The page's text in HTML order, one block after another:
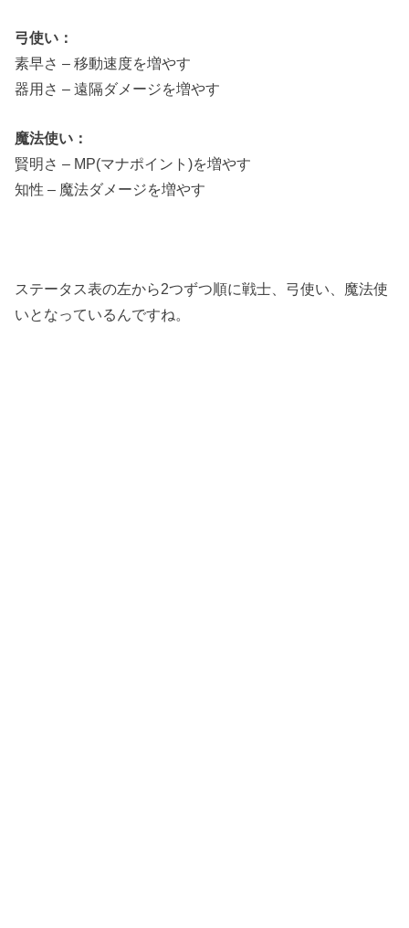
弓使い：
素早さ – 移動速度を増やす
器用さ – 遠隔ダメージを増やす
魔法使い：
賢明さ – MP(マナポイント)を増やす
知性 – 魔法ダメージを増やす
ステータス表の左から2つずつ順に戦士、弓使い、魔法使
いとなっているんですね。